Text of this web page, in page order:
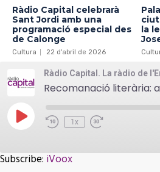
Ràdio Capital celebrarà
Sant Jordi amb una
programació especial des
de Calonge
Cultura 22 d'abril de 2026
la
Ràdio Capital. La ràdio de
Play
Episode
1x
Subscribe: iVoox